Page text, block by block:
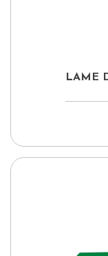
LAME